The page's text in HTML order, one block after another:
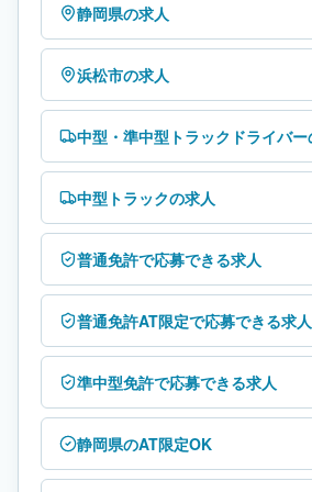
静岡県の求人
浜松市の求人
中型・準中型トラックドライバー
中型トラックの求人
普通免許で応募できる求人
普通免許AT限定で応募できる求人
準中型免許で応募できる求人
静岡県のAT限定OK